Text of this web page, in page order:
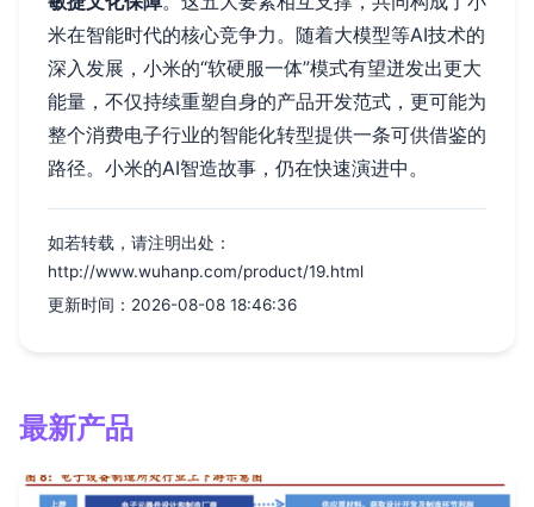
米在智能时代的核心竞争力。随着大模型等AI技术的
深入发展，小米的“软硬服一体”模式有望迸发出更大
能量，不仅持续重塑自身的产品开发范式，更可能为
整个消费电子行业的智能化转型提供一条可供借鉴的
路径。小米的AI智造故事，仍在快速演进中。
如若转载，请注明出处：
http://www.wuhanp.com/product/19.html
更新时间：2026-08-08 18:46:36
最新产品